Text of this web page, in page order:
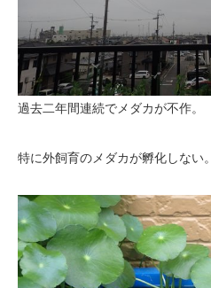
過去二年間連続でメダカが不作。
特に外飼育のメダカが孵化しない。